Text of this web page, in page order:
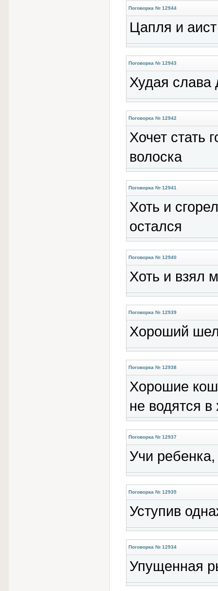
Поговорка № 12944
Цапля и
Поговорка № 12943
Худая слава
Поговорка № 12942
Хочет стать
волоска
Поговорка № 12941
Хоть и
остался
Поговорка № 12940
Хоть и взял
Поговорка № 12939
Хороший
Поговорка № 12938
Хорошие
не водятся в
Поговорка № 12937
Учи
Поговорка № 12935
Уступив
Поговорка № 12934
Упущенная